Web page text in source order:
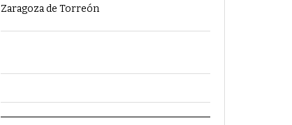
Zaragoza de Torreón